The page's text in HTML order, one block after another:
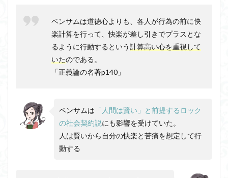
ベンサムは道徳心よりも、各人が行為の前に快
楽計算を行って、快楽が差し引きでプラスとな
るように行動するという計算高い心を重視して
いたのである。
「正義論の名著p140」
ベンサムは 「人間は賢い」と前提するロック
の社会契約説にも影響を受けていた。
人は賢いから自分の快楽と苦痛を想定して行
動する